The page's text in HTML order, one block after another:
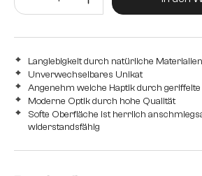
Langlebigkeit durch natürliche Materialien
Unverwechselbares Unikat
Angenehm weiche Haptik durch
Moderne Optik durch hohe Qualität
Softe Oberfläche ist herrlich
widerstandsfähig